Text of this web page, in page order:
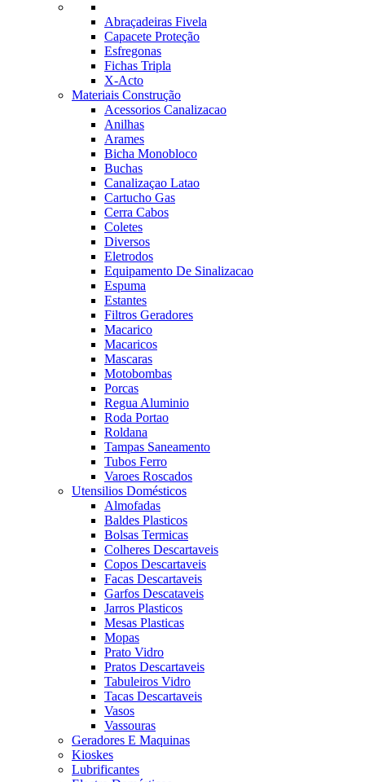
Abraçadeiras Fivela
Capacete Proteção
Esfregonas
Fichas Tripla
X-Acto
Materiais Construção
Acessorios Canalizacao
Anilhas
Arames
Bicha Monobloco
Buchas
Canalizaçao Latao
Cartucho Gas
Cerra Cabos
Coletes
Diversos
Eletrodos
Equipamento De Sinalizacao
Espuma
Estantes
Filtros Geradores
Macarico
Macaricos
Mascaras
Motobombas
Porcas
Regua Aluminio
Roda Portao
Roldana
Tampas Saneamento
Tubos Ferro
Varoes Roscados
Utensilios Domésticos
Almofadas
Baldes Plasticos
Bolsas Termicas
Colheres Descartaveis
Copos Descartaveis
Facas Descartaveis
Garfos Descataveis
Jarros Plasticos
Mesas Plasticas
Mopas
Prato Vidro
Pratos Descartaveis
Tabuleiros Vidro
Tacas Descartaveis
Vasos
Vassouras
Geradores E Maquinas
Kioskes
Lubrificantes